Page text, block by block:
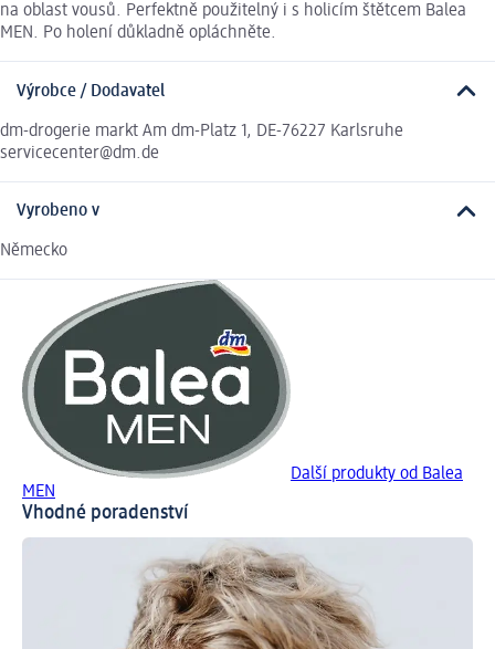
na oblast vousů. Perfektně použitelný i s holicím štětcem Balea
MEN. Po holení důkladně opláchněte.
Výrobce / Dodavatel
dm-drogerie markt Am dm-Platz 1, DE-76227 Karlsruhe
servicecenter@dm.de
Vyrobeno v
Německo
Další produkty od Balea
MEN
Vhodné poradenství